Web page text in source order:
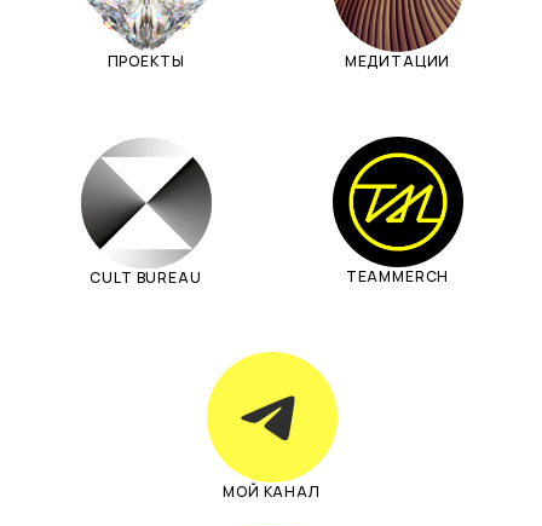
CULT BUREAU
МОЙ КАНАЛ
TEAMMERCH
МЕДИТАЦИИ
ПРОЕКТЫ
замечательную идею для человечества
и всего мира
Публичное соглашение Реквизиты
Публичная оферта